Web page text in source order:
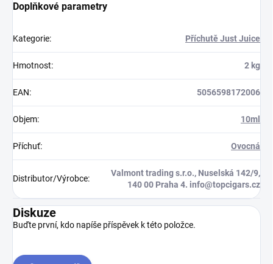
Doplňkové parametry
Kategorie: Příchutě Just Juice
Hmotnost: 2 kg
EAN: 5056598172006
Objem: 10ml
Příchuť: Ovocná
Distributor/Výrobce:
Valmont trading s.r.o., Nuselská 142/9,
140 00 Praha 4. info@topcigars.cz
Diskuze
Buďte první, kdo napíše příspěvek k této položce.